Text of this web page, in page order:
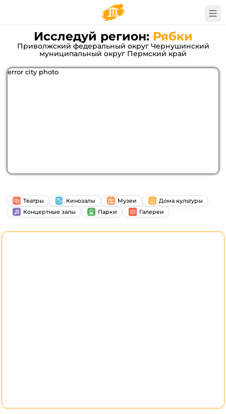
Исследуй регион: Рябки
Приволжский федеральный округ Чернушинский
муниципальный округ Пермский край
error city photo
Театры Кинозалы Музеи
Дома культуры
Концертные залы
Парки Галереи